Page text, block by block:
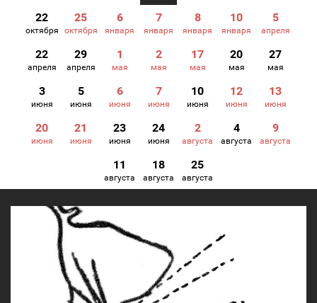
22
октября
25
октября
6
января
7
января
8
января
10
января
5
апреля
22
апреля
29
апреля
1
мая
2
мая
17
мая
20
мая
27
мая
3
июня
5
июня
6
июня
7
июня
10
июня
12
июня
13
июня
20
июня
21
июня
23
июня
24
июня
2
августа
4
августа
9
августа
11
августа
18
августа
25
августа